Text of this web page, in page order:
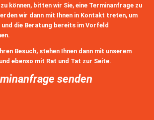
können, bitten wir Sie, eine Terminanfrage zu
wir dann mit Ihnen in Kontakt treten, um
die Beratung bereits im Vorfeld
Besuch, stehen Ihnen dann mit unserem
ebenso mit Rat und Tat zur Seite.
senden